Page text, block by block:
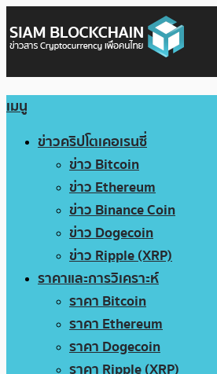
เมนู
ข่าวคริปโตเคอเรนซี่
ข่าว Bitcoin
ข่าว Ethereum
ข่าว Binance Coin
ข่าว Dogecoin
ข่าว Ripple (XRP)
ราคาและการวิเคราะห์
ราคา Bitcoin
ราคา Ethereum
ราคา Dogecoin